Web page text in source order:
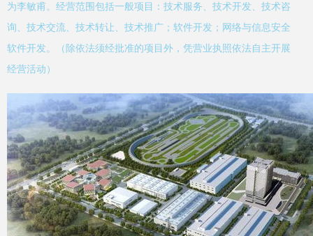
为李敏甫。经营范围包括一般项目：技术服务、技术开发、技术咨
询、技术交流、技术转让、技术推广；软件开发；网络与信息安全
软件开发。（除依法须经批准的项目外，凭营业执照依法自主开展
经营活动）